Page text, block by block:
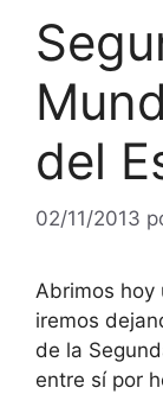
del
02/11/2013
Abrimos hoy
iremos
de la
entre sí por